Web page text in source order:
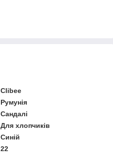
Clibee
Румунія
Сандалі
Для хлопчиків
Синій
22